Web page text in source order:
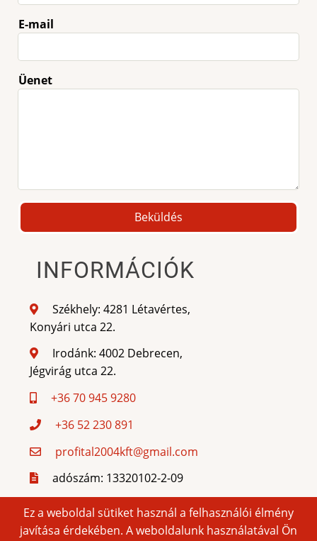
E-mail
Üenet
INFORMÁCIÓK
Székhely: 4281 Létavértes,
Konyári utca 22.
Irodánk: 4002 Debrecen,
Jégvirág utca 22.
+36 70 945 9280
+36 52 230 891
profital2004kft@gmail.com
adószám: 13320102-2-09
cégjegyzékszám: 09-09-
010848
Ez a weboldal sütiket használ a felhasználói élmény
javítása érdekében. A weboldalunk használatával Ön